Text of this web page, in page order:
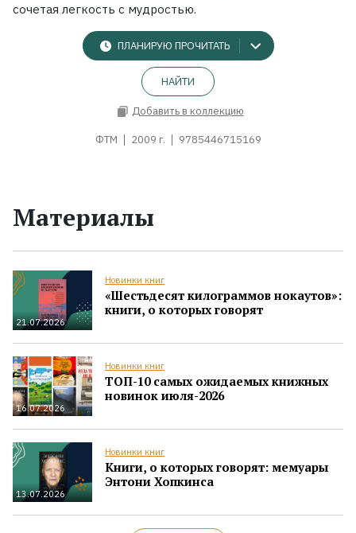
сочетая легкость с мудростью.
ПЛАНИРУЮ ПРОЧИТАТЬ
НАЙТИ
Добавить в коллекцию
ФТМ 2009 г. 9785446715169
Материалы
21.07.2026
Новинки книг
«Шестьдесят килограммов нокаутов»:
книги, о которых говорят
16.07.2026
Новинки книг
ТОП-10 самых ожидаемых книжных
новинок июля-2026
13.07.2026
Новинки книг
Книги, о которых говорят: мемуары
Энтони Хопкинса